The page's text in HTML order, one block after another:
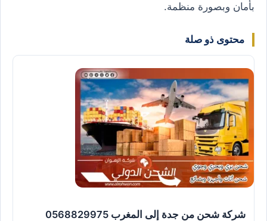
بأمان وبصورة منظمة.
محتوى ذو صلة
شركة شحن من جدة إلى المغرب 0568829975